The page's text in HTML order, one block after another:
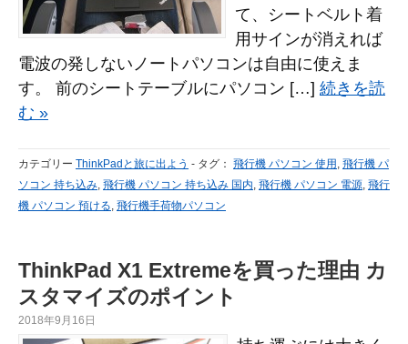
て、シートベルト着
用サインが消えれば
電波の発しないノートパソコンは自由に使えま
す。 前のシートテーブルにパソコン […] 続きを読
む »
カテゴリー ThinkPadと旅に出よう - タグ： 飛行機 パソコン 使用 , 飛行機 パ
ソコン 持ち込み, 飛行機 パソコン 持ち込み 国内, 飛行機 パソコン 電源, 飛行
機 パソコン 預ける, 飛行機手荷物パソコン
ThinkPad X1 Extremeを買った理由 カ
スタマイズのポイント
2018年9月16日